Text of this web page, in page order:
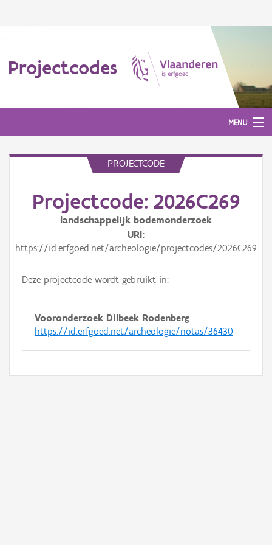
Projectcodes
MENU
PROJECTCODE
Projectcode: 2026C269
landschappelijk bodemonderzoek
URI
https://id.erfgoed.net/archeologie/projectcodes/2026C269
Deze projectcode wordt gebruikt in:
Vooronderzoek Dilbeek Rodenberg
https://id.erfgoed.net/archeologie/notas/36430